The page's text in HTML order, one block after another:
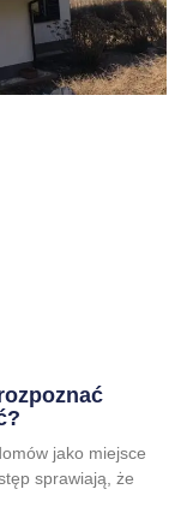
jako miejsce
sprawiają, że